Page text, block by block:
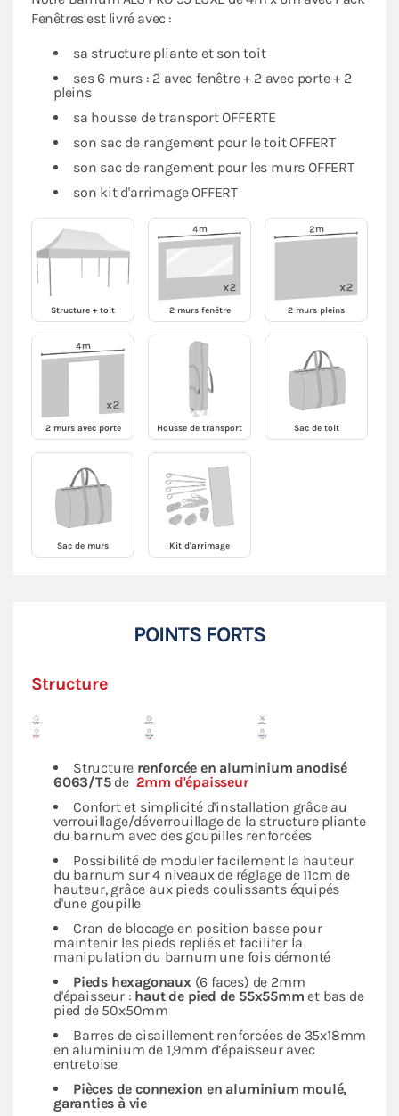
Fenêtres est livré avec :
sa structure pliante et son toit
ses 6 murs : 2 avec fenêtre + 2 avec porte + 2
pleins
sa housse de transport OFFERTE
son sac de rangement pour le toit OFFERT
son sac de rangement pour les murs OFFERT
son kit d'arrimage OFFERT
Structure + toit 2 murs fenêtre 2 murs pleins
2 murs avec porte Housse de transport Sac de toit
Sac de murs Kit d'arrimage
POINTS FORTS
Structure
Structure renforcée en aluminium anodisé
6063/T5 de 2mm d'épaisseur
Confort et simplicité d'installation grâce au
verrouillage/déverrouillage de la structure pliante
du barnum avec des goupilles renforcées
Possibilité de moduler facilement la hauteur
du barnum sur 4 niveaux de réglage de 11cm de
hauteur, grâce aux pieds coulissants équipés
d'une goupille
Cran de blocage en position basse pour
maintenir les pieds repliés et faciliter la
manipulation du barnum une fois démonté
Pieds hexagonaux (6 faces) de 2mm
d'épaisseur : haut de pied de 55x55mm et bas de
pied de 50x50mm
Barres de cisaillement renforcées de 35x18mm
en aluminium de 1,9mm d’épaisseur avec
entretoise
Pièces de connexion en aluminium moulé,
garanties à vie